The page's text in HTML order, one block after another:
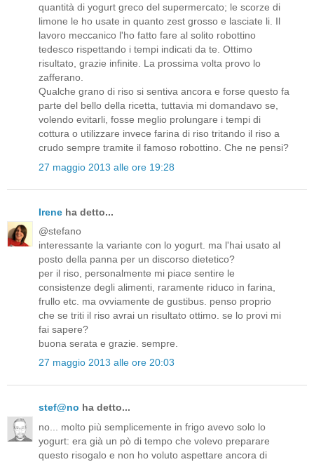
quantità di yogurt greco del supermercato; le scorze di
limone le ho usate in quanto zest grosso e lasciate li. Il
lavoro meccanico l'ho fatto fare al solito robottino
tedesco rispettando i tempi indicati da te. Ottimo
risultato, grazie infinite. La prossima volta provo lo
zafferano.
Qualche grano di riso si sentiva ancora e forse questo fa
parte del bello della ricetta, tuttavia mi domandavo se,
volendo evitarli, fosse meglio prolungare i tempi di
cottura o utilizzare invece farina di riso tritando il riso a
crudo sempre tramite il famoso robottino. Che ne pensi?
27 maggio 2013 alle ore 19:28
Irene ha detto...
@stefano
interessante la variante con lo yogurt. ma l'hai usato al
posto della panna per un discorso dietetico?
per il riso, personalmente mi piace sentire le
consistenze degli alimenti, raramente riduco in farina,
frullo etc. ma ovviamente de gustibus. penso proprio
che se triti il riso avrai un risultato ottimo. se lo provi mi
fai sapere?
buona serata e grazie. sempre.
27 maggio 2013 alle ore 20:03
stef@no ha detto...
no... molto più semplicemente in frigo avevo solo lo
yogurt: era già un pò di tempo che volevo preparare
questo risogalo e non ho voluto aspettare ancora di